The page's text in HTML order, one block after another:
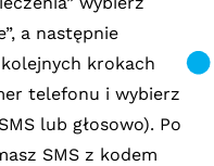
a następnie
krokach
telefonu i wybierz
lub głosowo). Po
SMS z kodem